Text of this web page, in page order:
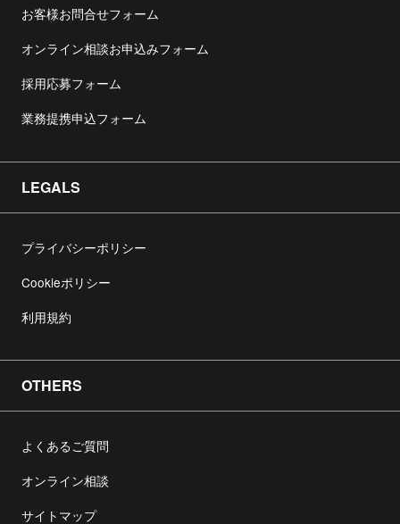
お客様お問合せフォーム
オンライン相談お申込みフォーム
採用応募フォーム
業務提携申込フォーム
LEGALS
プライバシーポリシー
Cookieポリシー
利用規約
OTHERS
よくあるご質問
オンライン相談
サイトマップ